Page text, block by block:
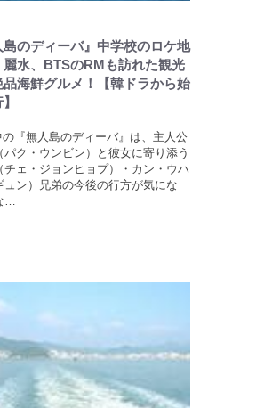
のディーバ』中学校のロケ地
水、BTSのRMも訪れた観光
品海鮮グルメ！【韓ドラから始
『無人島のディーバ』は、主人公
ク・ウンビン）と彼女に寄り添う
チェ・ジョンヒョプ）・カン・ウハ
ュン）兄弟の今後の行方が気にな
…